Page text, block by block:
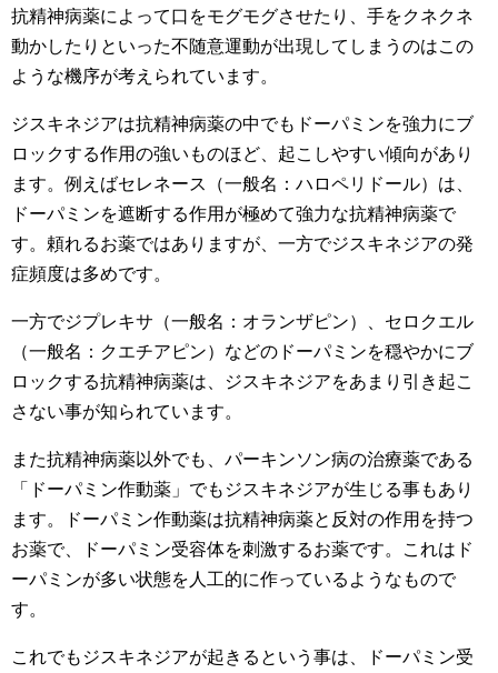
抗精神病薬によって口をモグモグさせたり、手をクネクネ
動かしたりといった不随意運動が出現してしまうのはこの
ような機序が考えられています。
ジスキネジアは抗精神病薬の中でもドーパミンを強力にブ
ロックする作用の強いものほど、起こしやすい傾向があり
ます。例えばセレネース（一般名：ハロペリドール）は、
ドーパミンを遮断する作用が極めて強力な抗精神病薬で
す。頼れるお薬ではありますが、一方でジスキネジアの発
症頻度は多めです。
一方でジプレキサ（一般名：オランザピン）、セロクエル
（一般名：クエチアピン）などのドーパミンを穏やかにブ
ロックする抗精神病薬は、ジスキネジアをあまり引き起こ
さない事が知られています。
また抗精神病薬以外でも、パーキンソン病の治療薬である
「ドーパミン作動薬」でもジスキネジアが生じる事もあり
ます。ドーパミン作動薬は抗精神病薬と反対の作用を持つ
お薬で、ドーパミン受容体を刺激するお薬です。これはド
ーパミンが多い状態を人工的に作っているようなもので
す。
これでもジスキネジアが起きるという事は、ドーパミン受